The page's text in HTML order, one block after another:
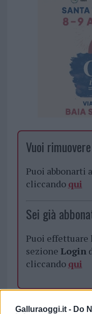
Galluraoggi.it - Do
Vuoi
Puoi abbonarti a
cliccando qui
Sei già
Puoi effettuare
sezione Login
cliccando qui